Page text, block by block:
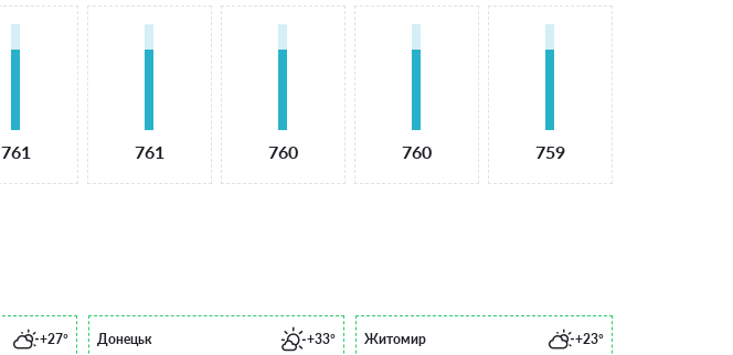
761 761 760 760 759
+27° Донецьк +33° Житомир +23°